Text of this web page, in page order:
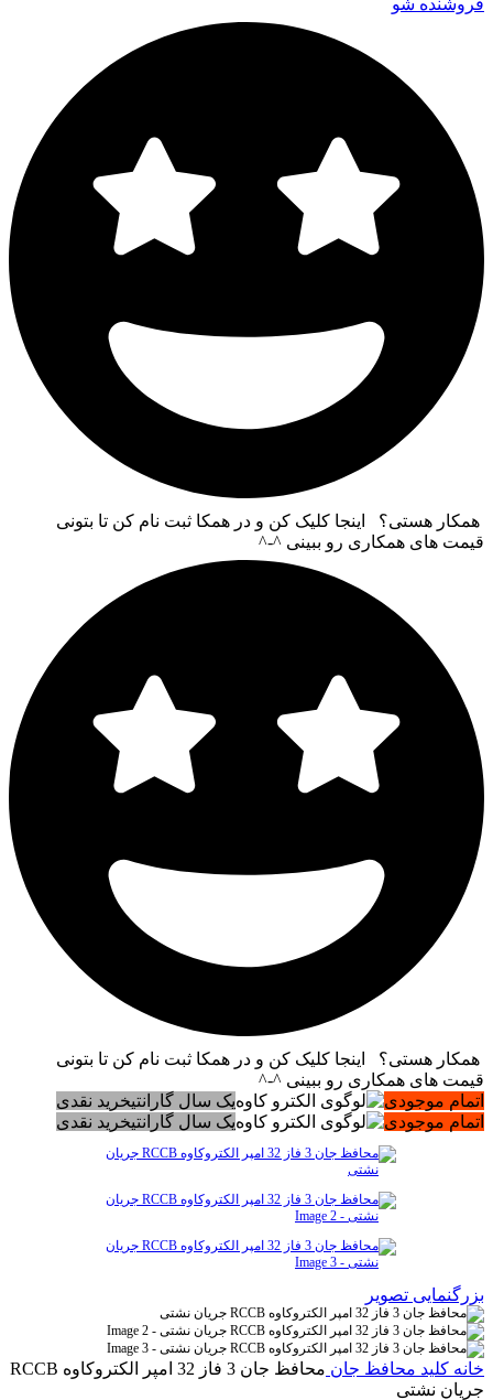
فروشنده شو
همکار هستی؟ اینجا کلیک کن و در همکا ثبت نام کن تا بتونی
قیمت های همکاری رو ببینی ^-^
همکار هستی؟ اینجا کلیک کن و در همکا ثبت نام کن تا بتونی
قیمت های همکاری رو ببینی ^-^
اتمام موجودی
یک سال گارانتیخرید نقدی
اتمام موجودی
یک سال گارانتیخرید نقدی
بزرگنمایی تصویر
خانه کلید محافظ جان
محافظ جان 3 فاز 32 امپر الكتروكاوه RCCB
جريان نشتی